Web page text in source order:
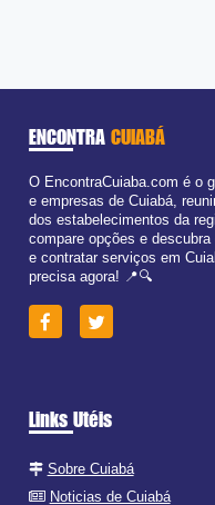
ENCONTRA CUIABÁ
O EncontraCuiaba.com é o
e empresas de Cuiabá,
dos estabelecimentos da
compare opções e
e contratar serviços em
precisa agora! 📍🔍
Links Utéis
Sobre Cuiabá
Noticias de Cuiabá